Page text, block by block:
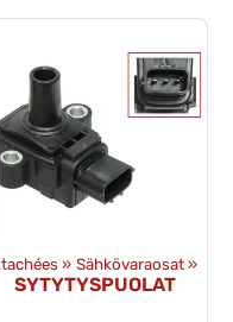
Pièces détachées ‪» Sähkövaraosat ‪»
SYTYTYSPUOLAT